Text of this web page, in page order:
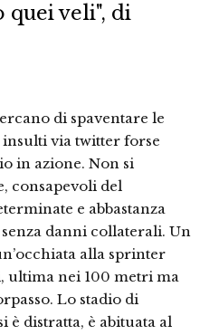
quei veli", di
di spaventare le
via twitter forse
in azione. Non si
consapevoli del
e abbastanza
danni collaterali. Un
alla sprinter
ultima nei 100 metri ma
Lo stadio di
è distratta, è abituata al